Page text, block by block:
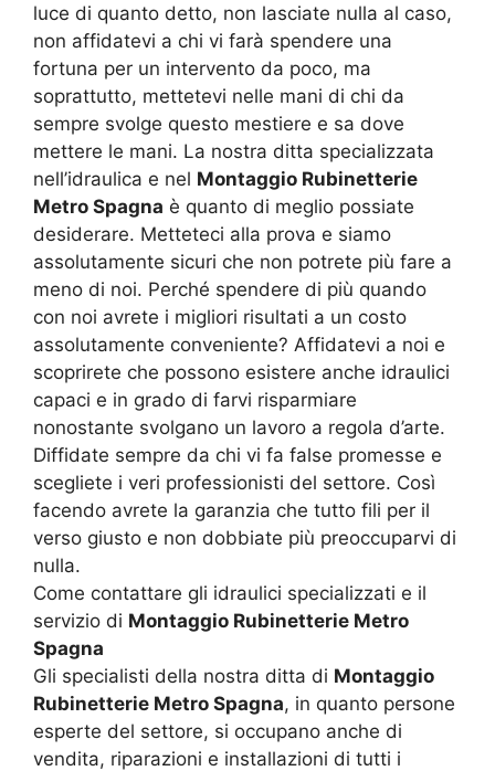
luce di quanto detto, non lasciate nulla al caso,
non affidatevi a chi vi farà spendere una
fortuna per un intervento da poco, ma
soprattutto, mettetevi nelle mani di chi da
sempre svolge questo mestiere e sa dove
mettere le mani. La nostra ditta specializzata
nell’idraulica e nel Montaggio Rubinetterie
Metro Spagna è quanto di meglio possiate
desiderare. Metteteci alla prova e siamo
assolutamente sicuri che non potrete più fare a
meno di noi. Perché spendere di più quando
con noi avrete i migliori risultati a un costo
assolutamente conveniente? Affidatevi a noi e
scoprirete che possono esistere anche idraulici
capaci e in grado di farvi risparmiare
nonostante svolgano un lavoro a regola d’arte.
Diffidate sempre da chi vi fa false promesse e
scegliete i veri professionisti del settore. Così
facendo avrete la garanzia che tutto fili per il
verso giusto e non dobbiate più preoccuparvi di
nulla.
Come contattare gli idraulici specializzati e il
servizio di Montaggio Rubinetterie Metro
Spagna
Gli specialisti della nostra ditta di Montaggio
Rubinetterie Metro Spagna, in quanto persone
esperte del settore, si occupano anche di
vendita, riparazioni e installazioni di tutti i